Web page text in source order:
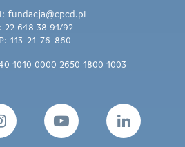
fundacja@cpcd.pl
22 648 38 91/92
113-21-76-860
1010 0000 2650 1800 1003